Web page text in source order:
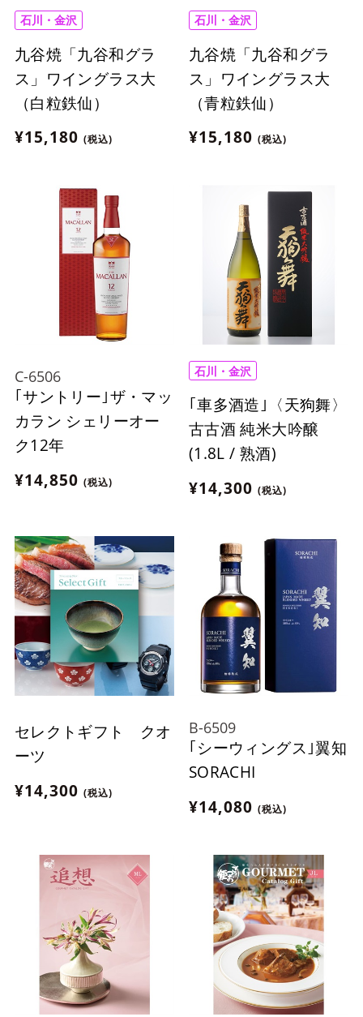
石川・金沢
九谷焼「九谷和グラ
ス」ワイングラス大
（白粒鉄仙）
¥15,180 (税込)
石川・金沢
九谷焼「九谷和グラ
ス」ワイングラス大
（青粒鉄仙）
¥15,180 (税込)
C-6506
｢サントリー｣ザ・マッ
カラン シェリーオー
ク12年
¥14,850 (税込)
石川・金沢
｢車多酒造｣〈天狗舞〉
古古酒 純米大吟醸
(1.8L / 熟酒)
¥14,300 (税込)
セレクトギフト クオ
ーツ
¥14,300 (税込)
B-6509
｢シーウィングス｣翼知
SORACHI
¥14,080 (税込)